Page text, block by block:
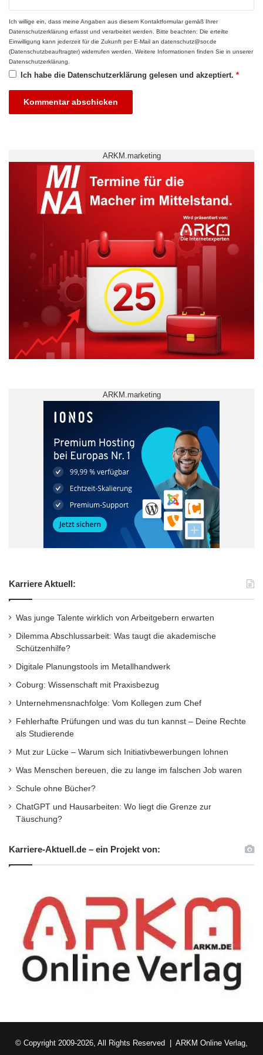
Beruf Lehrer Lehramtsstudium
Orientierungstage
Ich willige ein, dass meine Angaben aus diesem Kontaktformular gemäß Ihrer
Datenschutzerklärung erfasst und verarbeitet werden. Bitte beachten: Die erteilte
Einwilligung kann jederzeit für die Zukunft per E-Mail an datenschutz@sor.de
(Datenschutzbeauftragter) widerrufen werden. Weitere Informationen finden Sie in unserer
Datenschutzerklärung
Ich habe die Datenschutzerklärung gelesen und akzeptiert. *
ARKM.marketing
ARKM.marketing
Karriere Aktuell:
Was junge Talente wirklich von Arbeitgebern erwarten
Dilemma Abschlussarbeit: Was taugt die akademische
Schützenhilfe?
Digitale Planungstools im Metallhandwerk
Coburg: Wissenschaft mit Praxisbezug
Unternehmensnachfolge: Vom Kollegen zum Chef
Fehlerhafte Prüfungen und was du tun kannst – Deine Rechte
als Studierende
Mut zur Lücke – Warum sich Initiativbewerbungen lohnen
Was Menschen bereuen, die zu lange im falschen Job waren
Schule ohne Bücher?
ChatGPT und Hausarbeiten: Wo liegt die Grenze zur
Täuschung?
Karriere-Aktuell.de – ein Projekt von:
© Copyright 2009-2026, All Rights Reserved | ARKM Online Verlag,